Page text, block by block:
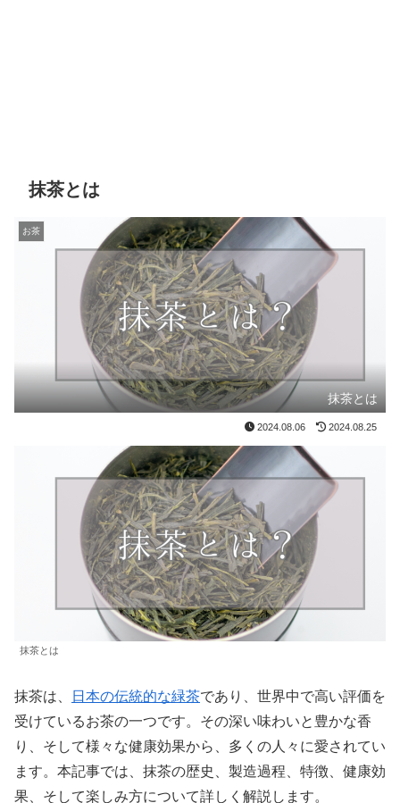
抹茶とは
お茶
抹茶とは
2024.08.06 2024.08.25
抹茶とは
抹茶は、 日本の伝統的な緑茶であり、世界中で高い評価を
受けているお茶の一つです。その深い味わいと豊かな香
り、そして様々な健康効果から、多くの人々に愛されてい
ます。本記事では、抹茶の歴史、製造過程、特徴、健康効
果、そして楽しみ方について詳しく解説します。